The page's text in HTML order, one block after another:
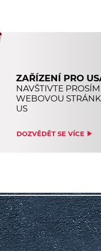
ZAŘÍZENÍ PRO
NAVŠTIVTE
WEBOVOU
US
DOZVĚDĚT SE VÍCE